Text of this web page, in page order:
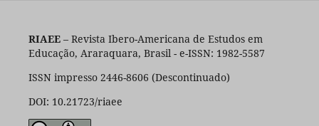
RIAEE– Revista Ibero-Americana de Estudos em
Educação, Araraquara, Brasil - e-ISSN: 1982-5587
ISSN impresso 2446-8606 (Descontinuado)
DOI: 10.21723/riaee